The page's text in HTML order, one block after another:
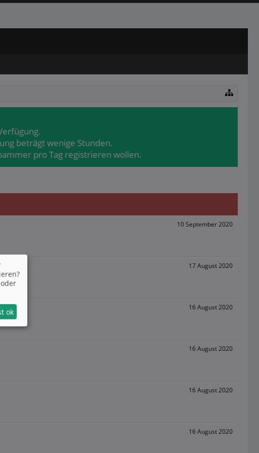
beträgt wenige Stunden.
pro Tag registrieren wollen.
10 September 2020
17 August 2020
16 August 2020
16 August 2020
16 August 2020
16 August 2020
ok